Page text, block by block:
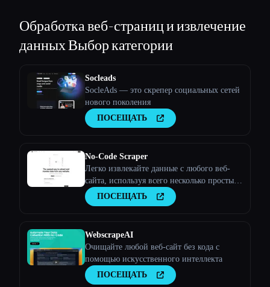
Обработка веб-страниц и извлечение
данныхВыбор категории
Socleads
SocleAds — это скрепер социальных сетей
нового поколения
ПОСЕЩАТЬ
No-Code Scraper
Легко извлекайте данные с любого веб-
сайта, используя всего несколько простых
входных данных.
ПОСЕЩАТЬ
WebscrapeAI
Очищайте любой веб-сайт без кода с
помощью искусственного интеллекта
ПОСЕЩАТЬ